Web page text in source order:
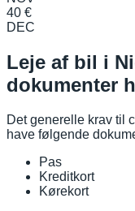
40 €
DEC
Leje af bil i
dokumenter
Det generelle krav til
have følgende
Pas
Kreditkort
Kørekort